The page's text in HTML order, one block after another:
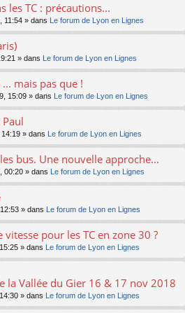
les TC : précautions...
11:54 » dans Le forum de Lyon en Lignes
» dans Le forum de Lyon en Lignes
mais pas que !
15:09 » dans Le forum de Lyon en Lignes
» dans Le forum de Lyon en Lignes
bus. Une nouvelle approche...
00:20 » dans Le forum de Lyon en Lignes
» dans Le forum de Lyon en Lignes
pour les TC en zone 30 ?
» dans Le forum de Lyon en Lignes
la Vallée du Gier 16 & 17 nov 2018
» dans Le forum de Lyon en Lignes